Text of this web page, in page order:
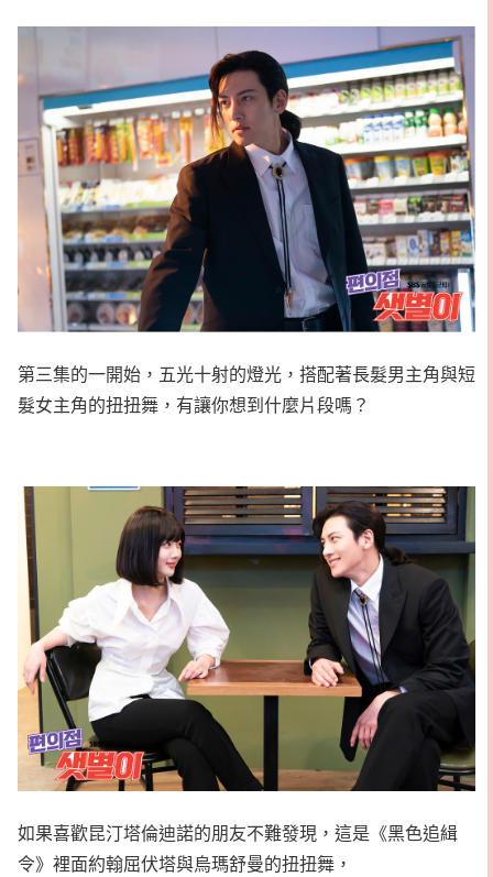
第三集的一開始，五光十射的燈光，搭配著長髮男主角與短
髮女主角的扭扭舞，有讓你想到什麼片段嗎？
如果喜歡昆汀塔倫迪諾的朋友不難發現，這是《黑色追緝
令》裡面約翰屈伏塔與烏瑪舒曼的扭扭舞，